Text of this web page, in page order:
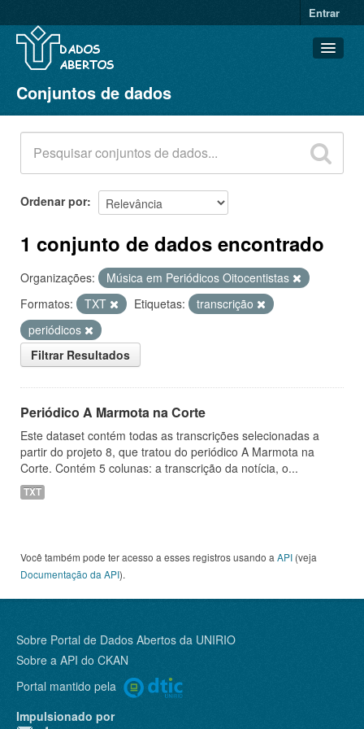
Entrar
Conjuntos de dados
Organizações
Grupos
Sobre
Conjuntos de dados
Ordenar por
1 conjunto de dados encontrado
Organizações:
Música em Periódicos Oitocentistas
Formatos:
TXT Etiquetas:
transcrição
periódicos
Filtrar Resultados
Periódico A Marmota na Corte
Este dataset contém todas as transcrições selecionadas a
partir do projeto 8, que tratou do periódico A Marmota na
Corte. Contém 5 colunas: a transcrição da notícia, o...
TXT
Você também pode ter acesso a esses registros usando a API (veja
Documentação da API).
Sobre Portal de Dados Abertos da UNIRIO
Sobre a API do CKAN
Portal mantido pela
Impulsionado por